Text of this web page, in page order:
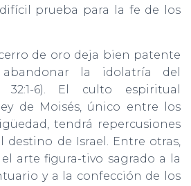
prueba para la fe de los
de oro deja bien patente
la idolatría del
32:1-6). El culto espiritual
de Moisés, único entre los
tendrá repercusiones
destino de Israel. Entre otras,
arte figura-tivo sagrado a la
y a la confección de los